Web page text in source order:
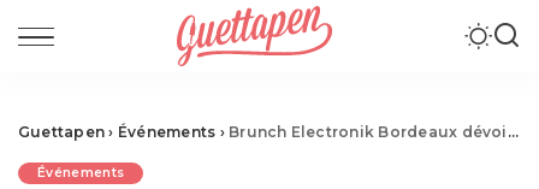
Guettapen › Événements › Brunch Electronik Bordeaux dévoile sa programmation XXL
Événements